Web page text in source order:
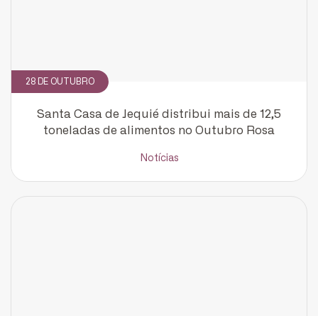
28 DE OUTUBRO
Santa Casa de Jequié distribui mais de 12,5
toneladas de alimentos no Outubro Rosa
Notícias
CADASTRE-SE
Silveira em seu e-mail.